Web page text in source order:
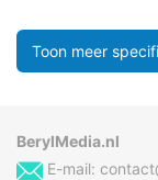
Toon meer
BerylMedia.nl
E-mail: